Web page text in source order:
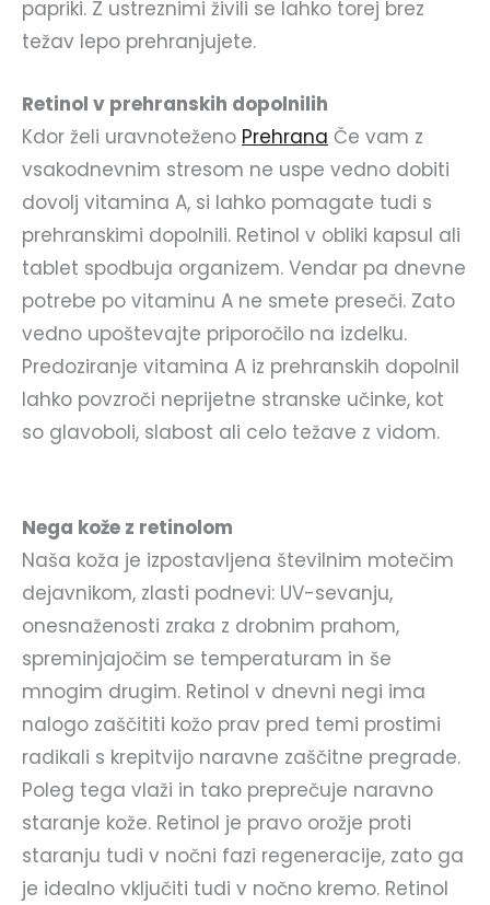
papriki. Z ustreznimi živili se lahko torej brez
težav lepo prehranjujete.
Retinol v prehranskih dopolnilih
Kdor želi uravnoteženo Prehrana Če vam z
vsakodnevnim stresom ne uspe vedno dobiti
dovolj vitamina A, si lahko pomagate tudi s
prehranskimi dopolnili. Retinol v obliki kapsul ali
tablet spodbuja organizem. Vendar pa dnevne
potrebe po vitaminu A ne smete preseči. Zato
vedno upoštevajte priporočilo na izdelku.
Predoziranje vitamina A iz prehranskih dopolnil
lahko povzroči neprijetne stranske učinke, kot
so glavoboli, slabost ali celo težave z vidom.
Nega kože z retinolom
Naša koža je izpostavljena številnim motečim
dejavnikom, zlasti podnevi: UV-sevanju,
onesnaženosti zraka z drobnim prahom,
spreminjajočim se temperaturam in še
mnogim drugim. Retinol v dnevni negi ima
nalogo zaščititi kožo prav pred temi prostimi
radikali s krepitvijo naravne zaščitne pregrade.
Poleg tega vlaži in tako preprečuje naravno
staranje kože. Retinol je pravo orožje proti
staranju tudi v nočni fazi regeneracije, zato ga
je idealno vključiti tudi v nočno kremo. Retinol